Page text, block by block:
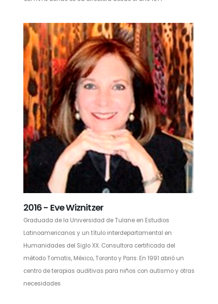
2016 - Eve Wiznitzer
Graduada de la Universidad de Tulane en Estudios
Latinoamericanos y un título interdepartamental en
Humanidades del Siglo XX. Consultora certificada del
método Tomatis, México, Toronto y Paris. En 1991 abrió un
centro de terapias auditivas para niños con autismo y otras
necesidades